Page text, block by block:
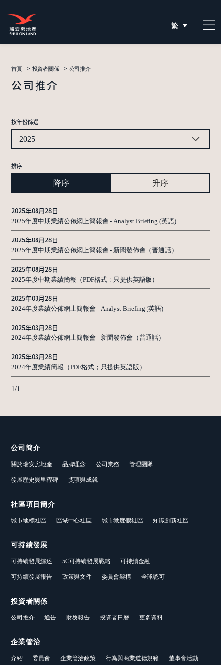
繁
简
首頁 > 投資者關係 > 公司推介
公司推介
按年份篩選
2025
排序
降序 升序
2025年08月28日
2025年度中期業績公佈網上簡報會 - Analyst Briefing (英語)
2025年08月28日
2025年度中期業績公佈網上簡報會 - 新聞發佈會（普通話）
2025年08月28日
2025年度中期業績簡報（PDF格式；只提供英語版）
2025年03月28日
2024年度業績公佈網上簡報會 - Analyst Briefing (英語)
2025年03月28日
2024年度業績公佈網上簡報會 - 新聞發佈會（普通話）
2025年03月28日
2024年度業績簡報（PDF格式；只提供英語版）
1/1
公司簡介
關於瑞安房地產 品牌理念 公司業務 管理團隊
發展歷史與里程碑 獎項與成就
社區項目簡介
城市地標社區 區域中心社區 城市微度假社區 知識創新社區
可持續發展
可持續發展綜述 5C可持續發展戰略 可持續金融
可持續發展報告 政策與文件 委員會架構 全球認可
投資者關係
公司推介 通告 財務報告 投資者日曆 更多資料
企業管治
介紹 委員會 企業管治政策 行為與商業道德規範 董事會活動